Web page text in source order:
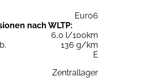
Euro6
nach WLTP:
6,0 l/100km
136 g/km
E
Zentrallager